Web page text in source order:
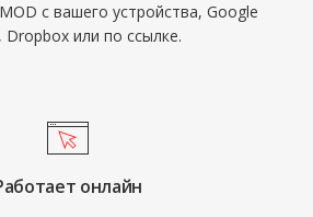
с вашего устройства, Google
Dropbox или по ссылке.
онлайн